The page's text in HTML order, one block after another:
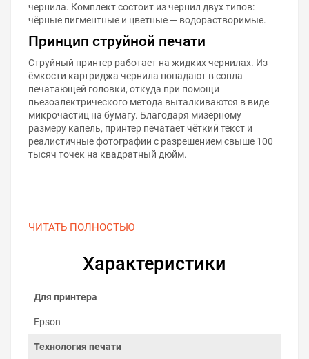
чернила. Комплект состоит из чернил двух типов:
чёрные пигментные и цветные — водорастворимые.
Принцип струйной печати
Струйный принтер работает на жидких чернилах. Из
ёмкости картриджа чернила попадают в сопла
печатающей головки, откуда при помощи
пьезоэлектрического метода выталкиваются в виде
микрочастиц на бумагу. Благодаря мизерному
размеру капель, принтер печатает чёткий текст и
реалистичные фотографии с разрешением свыше 100
тысяч точек на квадратный дюйм.
ЧИТАТЬ ПОЛНОСТЬЮ
Характеристики
Для принтера
Epson
Технология печати